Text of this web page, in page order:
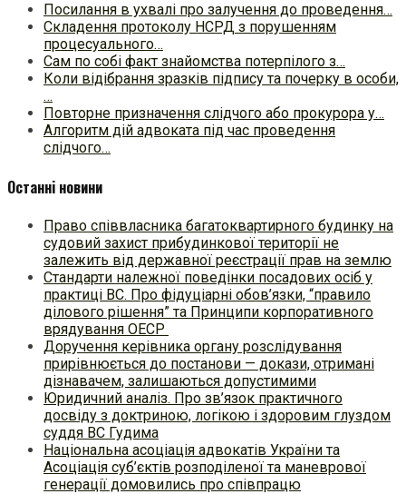
Посилання в ухвалі про залучення до проведення…
Складення протоколу НСРД з порушенням
процесуального…
Сам по собі факт знайомства потерпілого з…
Коли відібрання зразків підпису та почерку в особи,
…
Повторне призначення слідчого або прокурора у…
Алгоритм дій адвоката під час проведення
слідчого…
Останні новини
Право співвласника багатоквартирного будинку на
судовий захист прибудинкової території не
залежить від державної реєстрації прав на землю
Стандарти належної поведінки посадових осіб у
практиці ВC. Про фідуціарні обов’язки, “правило
ділового рішення” та Принципи корпоративного
врядування ОЕСР
Доручення керівника органу розслідування
прирівнюється до постанови — докази, отримані
дізнавачем, залишаються допустимими
Юридичний аналіз. Про зв’язок практичного
досвіду з доктриною, логікою і здоровим глуздом
суддя ВС Гудима
Національна асоціація адвокатів України та
Асоціація суб’єктів розподіленої та маневрової
генерації домовились про співпрацю